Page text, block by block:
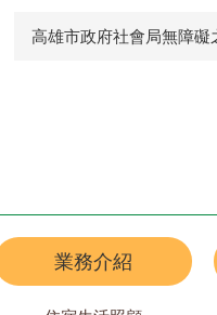
高雄市政府社會局無障礙
業務介紹